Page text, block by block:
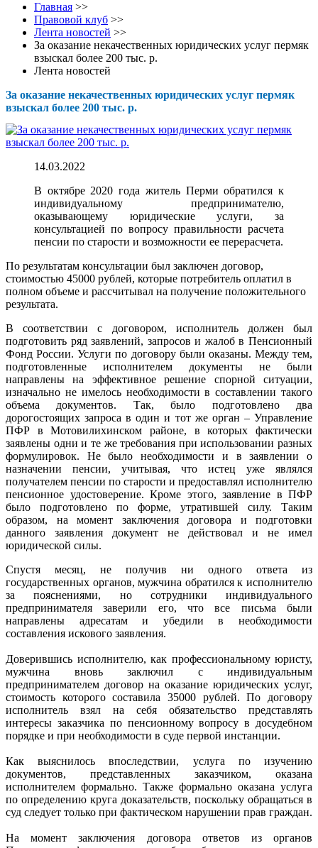
Главная >>
Правовой клуб >>
Лента новостей >>
За оказание некачественных юридических услуг пермяк
взыскал более 200 тыс. р.
Лента новостей
За оказание некачественных юридических услуг пермяк
взыскал более 200 тыс. р.
14.03.2022
В октябре 2020 года житель Перми обратился к
индивидуальному предпринимателю,
оказывающему юридические услуги, за
консультацией по вопросу правильности расчета
пенсии по старости и возможности ее перерасчета.
По результатам консультации был заключен договор,
стоимостью 45000 рублей, которые потребитель оплатил в
полном объеме и рассчитывал на получение положительного
результата.
В соответствии с договором, исполнитель должен был
подготовить ряд заявлений, запросов и жалоб в Пенсионный
Фонд России. Услуги по договору были оказаны. Между тем,
подготовленные исполнителем документы не были
направлены на эффективное решение спорной ситуации,
изначально не имелось необходимости в составлении такого
объема документов. Так, было подготовлено два
дорогостоящих запроса в один и тот же орган – Управление
ПФР в Мотовилихинском районе, в которых фактически
заявлены одни и те же требования при использовании разных
формулировок. Не было необходимости и в заявлении о
назначении пенсии, учитывая, что истец уже являлся
получателем пенсии по старости и предоставлял исполнителю
пенсионное удостоверение. Кроме этого, заявление в ПФР
было подготовлено по форме, утратившей силу. Таким
образом, на момент заключения договора и подготовки
данного заявления документ не действовал и не имел
юридической силы.
Спустя месяц, не получив ни одного ответа из
государственных органов, мужчина обратился к исполнителю
за пояснениями, но сотрудники индивидуального
предпринимателя заверили его, что все письма были
направлены адресатам и убедили в необходимости
составления искового заявления.
Доверившись исполнителю, как профессиональному юристу,
мужчина вновь заключил с индивидуальным
предпринимателем договор на оказание юридических услуг,
стоимость которого составила 35000 рублей. По договору
исполнитель взял на себя обязательство представлять
интересы заказчика по пенсионному вопросу в досудебном
порядке и при необходимости в суде первой инстанции.
Как выяснилось впоследствии, услуга по изучению
документов, представленных заказчиком, оказана
исполнителем формально. Также формально оказана услуга
по определению круга доказательств, поскольку обращаться в
суд следует только при фактическом нарушении прав граждан.
На момент заключения договора ответов из органов